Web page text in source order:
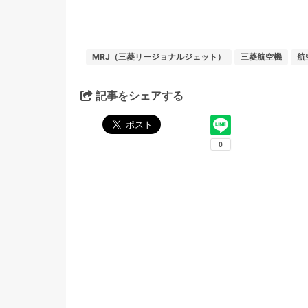
MRJ（三菱リージョナルジェット） 三菱航空機 航
記事をシェアする